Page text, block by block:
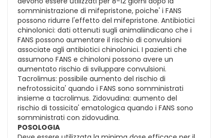
somministrazione di mifepristone, poiche' i FANS
possono ridurre l'effetto del mifepristone. Antibiotici
chinolonici: dati ottenuti sugli animaliindicano che i
FANS possono aumentare il rischio di convulsioni
associate agli antibiotici chinolonici. I pazienti che
assumono FANS e chinoloni possono avere un
aumentato rischio di sviluppare convulsioni.
Tacrolimus: possibile aumento del rischio di
nefrotossicita' quando i FANS sono somministrati
insieme a tacrolimus. Zidovudina: aumento del
rischio di tossicita' ematologica quando i FANS sono
somministrati con zidovudina.
POSOLOGIA